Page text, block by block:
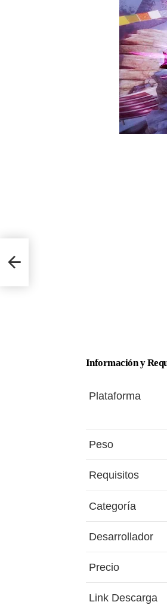
Información y
Plataforma
Peso
Requisitos
Categoría
Desarrollador
Precio
Link Descarga